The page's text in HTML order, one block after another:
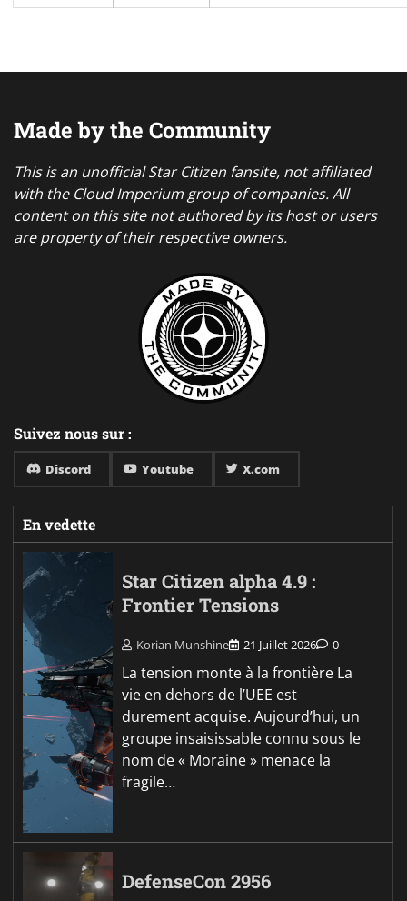
Made by the Community
This is an unofficial Star Citizen fansite, not affiliated
with the Cloud Imperium group of companies. All
content on this site not authored by its host or users
are property of their respective owners.
Suivez nous sur :
Discord Youtube X.com
En vedette
Star Citizen alpha 4.9 :
Frontier Tensions
Korian Munshine 21 Juillet 2026 0
La tension monte à la frontière La
vie en dehors de l’UEE est
durement acquise. Aujourd’hui, un
groupe insaisissable connu sous le
nom de « Moraine » menace la
fragile…
DefenseCon 2956